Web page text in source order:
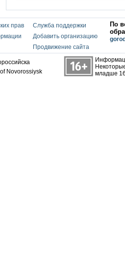
прав
Служба поддержки
Добавить организацию
Продвижение сайта
По
Novorossiysk
младше